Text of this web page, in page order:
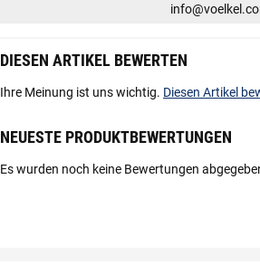
DIESEN ARTIKEL BEWERTEN
Ihre Meinung ist uns wichtig. Diesen Artikel
NEUESTE PRODUKTBEWERTUNGEN
Es wurden noch keine Bewertungen